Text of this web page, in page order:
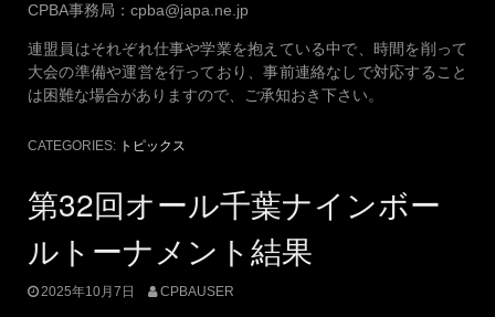
CPBA事務局：cpba@japa.ne.jp
連盟員はそれぞれ仕事や学業を抱えている中で、時間を削って
大会の準備や運営を行っており、事前連絡なしで対応すること
は困難な場合がありますので、ご承知おき下さい。
CATEGORIES: トピックス
第32回オール千葉ナインボー
ルトーナメント結果
2025年10月7日 CPBAUSER